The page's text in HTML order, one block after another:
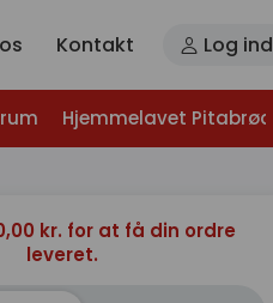
Kontakt Log ind
Hjemmelavet Pitabrød
kr. for at få din ordre
leveret.